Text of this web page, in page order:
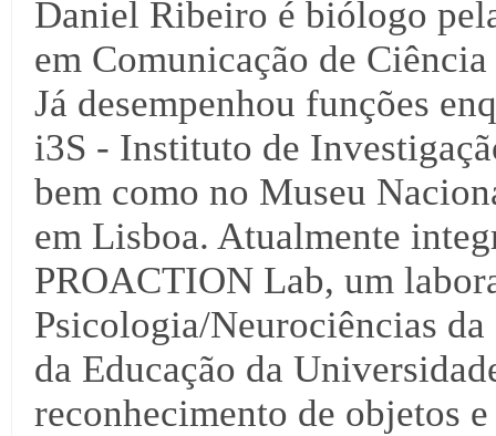
Daniel Ribeiro é biólogo
em Comunicação de
Já desempenhou funções
i3S - Instituto de
bem como no Museu
em Lisboa. Atualmente
PROACTION Lab, um
Psicologia/Neurociências
da Educação da
reconhecimento de objetos e